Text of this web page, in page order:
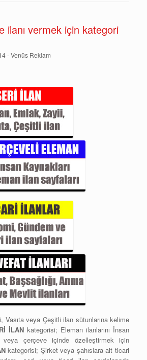
ilanı vermek için kategori
-Venüs Reklam
Vasıta veya Çeşitli ilan sütunlarına kelime
İLAN kategorisi; Eleman ilanlarını İnsan
veya çerçeve içinde özelleştirmek için
kategorisi; Şirket veya şahıslara ait ticari